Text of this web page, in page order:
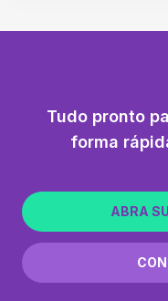
Tudo pronto
forma
ABRA